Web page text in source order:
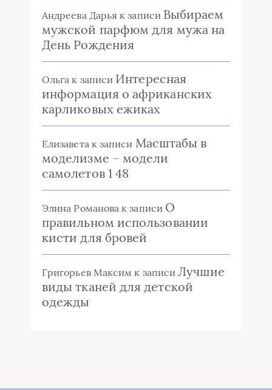
Андреева Дарья к записи Выбираем
мужской парфюм для мужа на
День Рождения
Ольга к записи Интересная
информация о африканских
карликовых ежиках
Елизаветак записи Масштабы в
моделизме – модели
самолетов 1 48
Элина Романова к записи О
правильном использовании
кисти для бровей
Григорьев Максим к записиЛучшие
виды тканей для детской
одежды